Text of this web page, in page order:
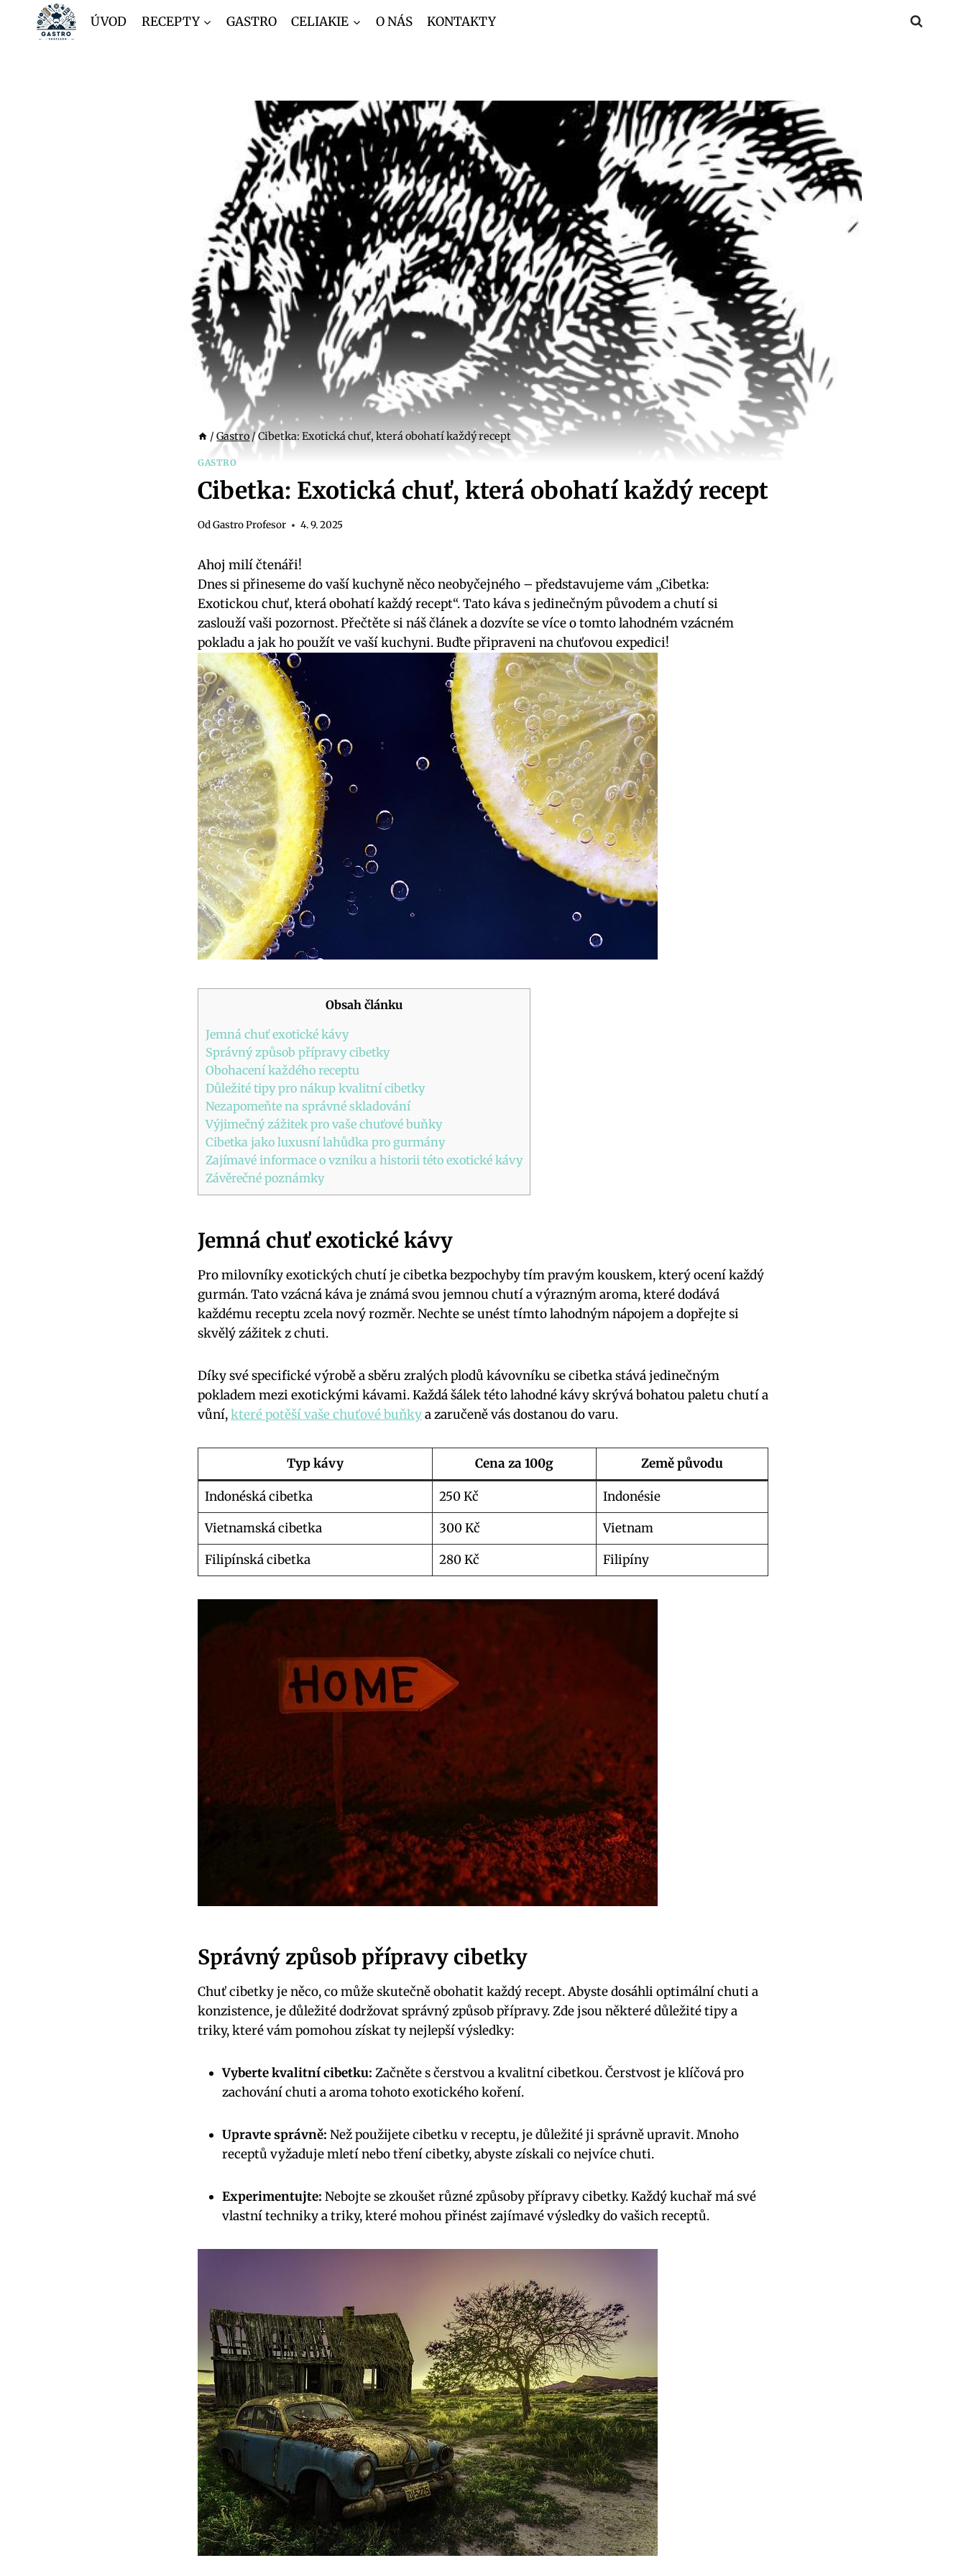
Přeskočit
ÚVOD RECEPTY GASTRO CELIAKIE O NÁS KONTAKTY
/ Gastro /Cibetka: Exotická chuť, která obohatí každý recept
GASTRO
Cibetka: Exotická chuť, která obohatí každý recept
OdGastro Profesor 4. 9. 2025
Ahoj milí čtenáři!
Dnes si přineseme do vaší kuchyně něco neobyčejného – představujeme vám „Cibetka:
Exotickou chuť, která obohatí každý recept“. Tato káva s jedinečným původem a chutí si
zaslouží vaši pozornost. Přečtěte si náš článek a dozvíte se více o tomto lahodném vzácném
pokladu a jak ho použít ve vaší kuchyni. Buďte připraveni na chuťovou expedici!
Obsah článku
Jemná chuť exotické kávy
Správný způsob přípravy cibetky
Obohacení každého receptu
Důležité tipy pro nákup kvalitní cibetky
Nezapomeňte na správné skladování
Výjimečný zážitek pro vaše chuťové buňky
Cibetka jako luxusní lahůdka pro gurmány
Zajímavé informace o vzniku a historii této exotické kávy
Závěrečné poznámky
Jemná chuť exotické kávy
Pro milovníky exotických chutí je cibetka bezpochyby tím pravým kouskem, který ocení každý
gurmán. Tato vzácná káva je známá svou jemnou chutí a výrazným aroma, které dodává
každému receptu zcela nový rozměr. Nechte se unést tímto lahodným nápojem a dopřejte si
skvělý zážitek z chuti.
Díky své specifické výrobě a sběru zralých plodů kávovníku se cibetka stává jedinečným
pokladem mezi exotickými kávami. Každá šálek této lahodné kávy skrývá bohatou paletu chutí a
vůní,které potěší vaše chuťové buňkya zaručeně vás dostanou do varu.
Typ kávy Cena za 100g Země původu
Indonéská cibetka 250 Kč
Indonésie
Vietnamská cibetka
300 Kč
Vietnam
Filipínská cibetka
280 Kč Filipíny
Správný způsob přípravy cibetky
Chuť cibetky je něco, co může skutečně obohatit každý recept. Abyste dosáhli optimální chuti a
konzistence, je důležité dodržovat správný způsob přípravy. Zde jsou některé důležité tipy a
triky, které vám pomohou získat ty nejlepší výsledky:
Vyberte kvalitní cibetku: Začněte s čerstvou a kvalitní cibetkou. Čerstvost je klíčová pro
zachování chuti a aroma tohoto exotického koření.
Upravte správně: Než použijete cibetku v receptu, je důležité ji správně upravit. Mnoho
receptů vyžaduje mletí nebo tření cibetky, abyste získali co nejvíce chuti.
Experimentujte: Nebojte se zkoušet různé způsoby přípravy cibetky. Každý kuchař má své
vlastní techniky a triky, které mohou přinést zajímavé výsledky do vašich receptů.